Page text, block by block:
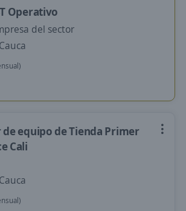
Operativo
del sector
equipo de Tienda Primer
Cali